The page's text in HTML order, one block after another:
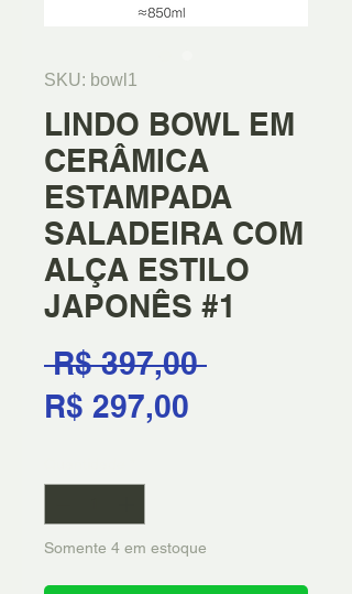
SKU: bowl1
LINDO BOWL EM
CERÂMICA
ESTAMPADA
SALADEIRA COM
ALÇA ESTILO
JAPONÊS #1
R$ 397,00 Preço
R$ 297,00
Somente 4 em estoque